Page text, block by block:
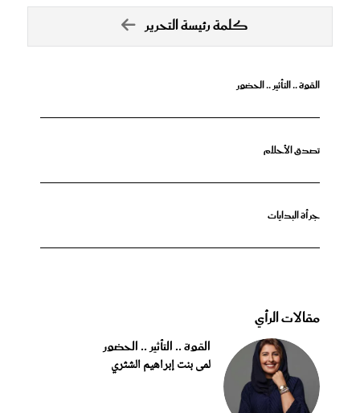
كلمة رئيسة التحرير
القوة .. التأثير .. الحضور
تصدق الأحلام
جرأة البدايات
مقالات الرأي
القوة .. التأثير .. الحضور
لمى بنت إبراهيم الشثري